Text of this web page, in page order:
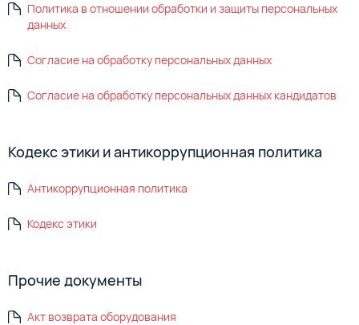
Политика в отношении обработки и защиты персональных
данных
Согласие на обработку персональных данных
Согласие на обработку персональных данных кандидатов
Кодекс этики и антикоррупционная политика
Антикоррупционная политика
Кодекс этики
Прочие документы
Акт возврата оборудования